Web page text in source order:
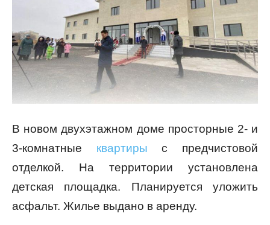
В новом двухэтажном доме просторные 2- и
3-комнатные квартиры с предчистовой
отделкой. На территории установлена
детская площадка. Планируется уложить
асфальт. Жилье выдано в аренду.